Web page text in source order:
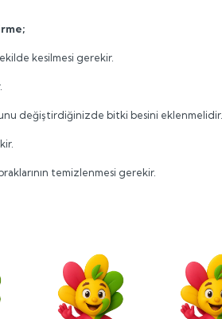
kesilmesi gerekir.
değiştirdiğinizde bitki besini eklenmelidir.
temizlenmesi gerekir.